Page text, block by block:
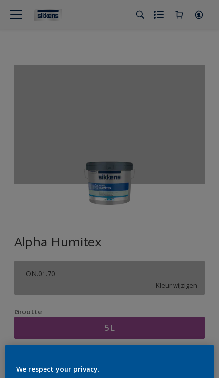
Alpha Humitex
ON.01.70
Kleur wijzigen
Grootte
5 L
We respect your privacy.